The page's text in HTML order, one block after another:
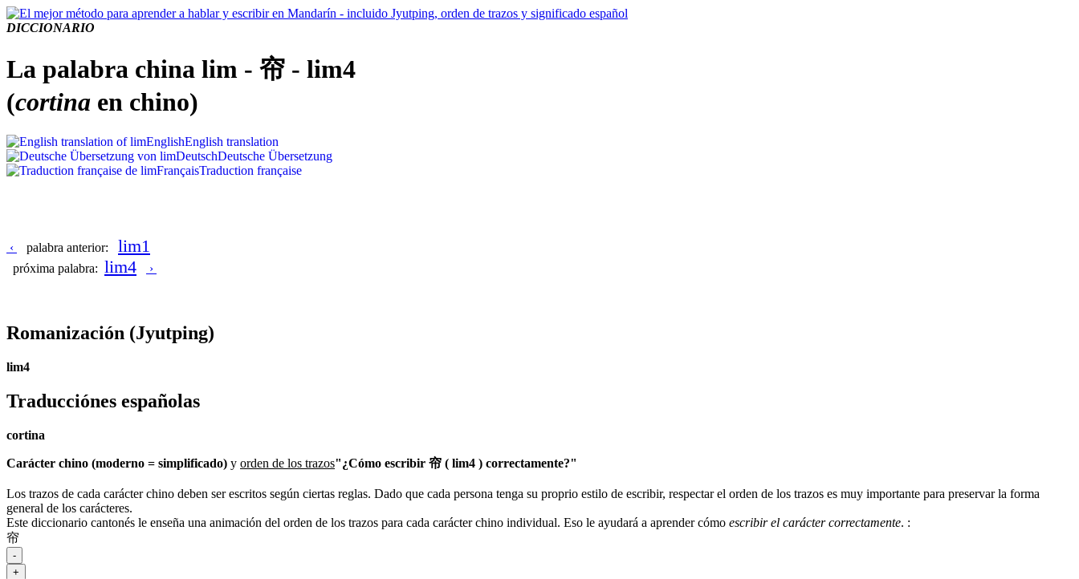
DICCIONARIO
La palabra china lim - 帘 - lim4
(cortina en chino)
EnglishEnglish translation
DeutschDeutsche Übersetzung
FrançaisTraduction française
‹ palabra anterior: lim1
próxima palabra: lim4 ›
Romanización (Jyutping)
lim4
Traducciónes españolas
cortina
Carácter chino (moderno = simplificado) y orden de los trazos"¿Cómo escribir 帘 ( lim4 ) correctamente?"
Los trazos de cada carácter chino deben ser escritos según ciertas reglas. Dado que cada persona tenga su proprio estilo de escribir, respectar el orden de los trazos es muy importante para preservar la forma
general de los carácteres.
Este diccionario cantonés le enseña una animación del orden de los trazos para cada carácter chino individual. Eso le ayudará a aprender cómo escribir el carácter correctamente. :
帘
-
+